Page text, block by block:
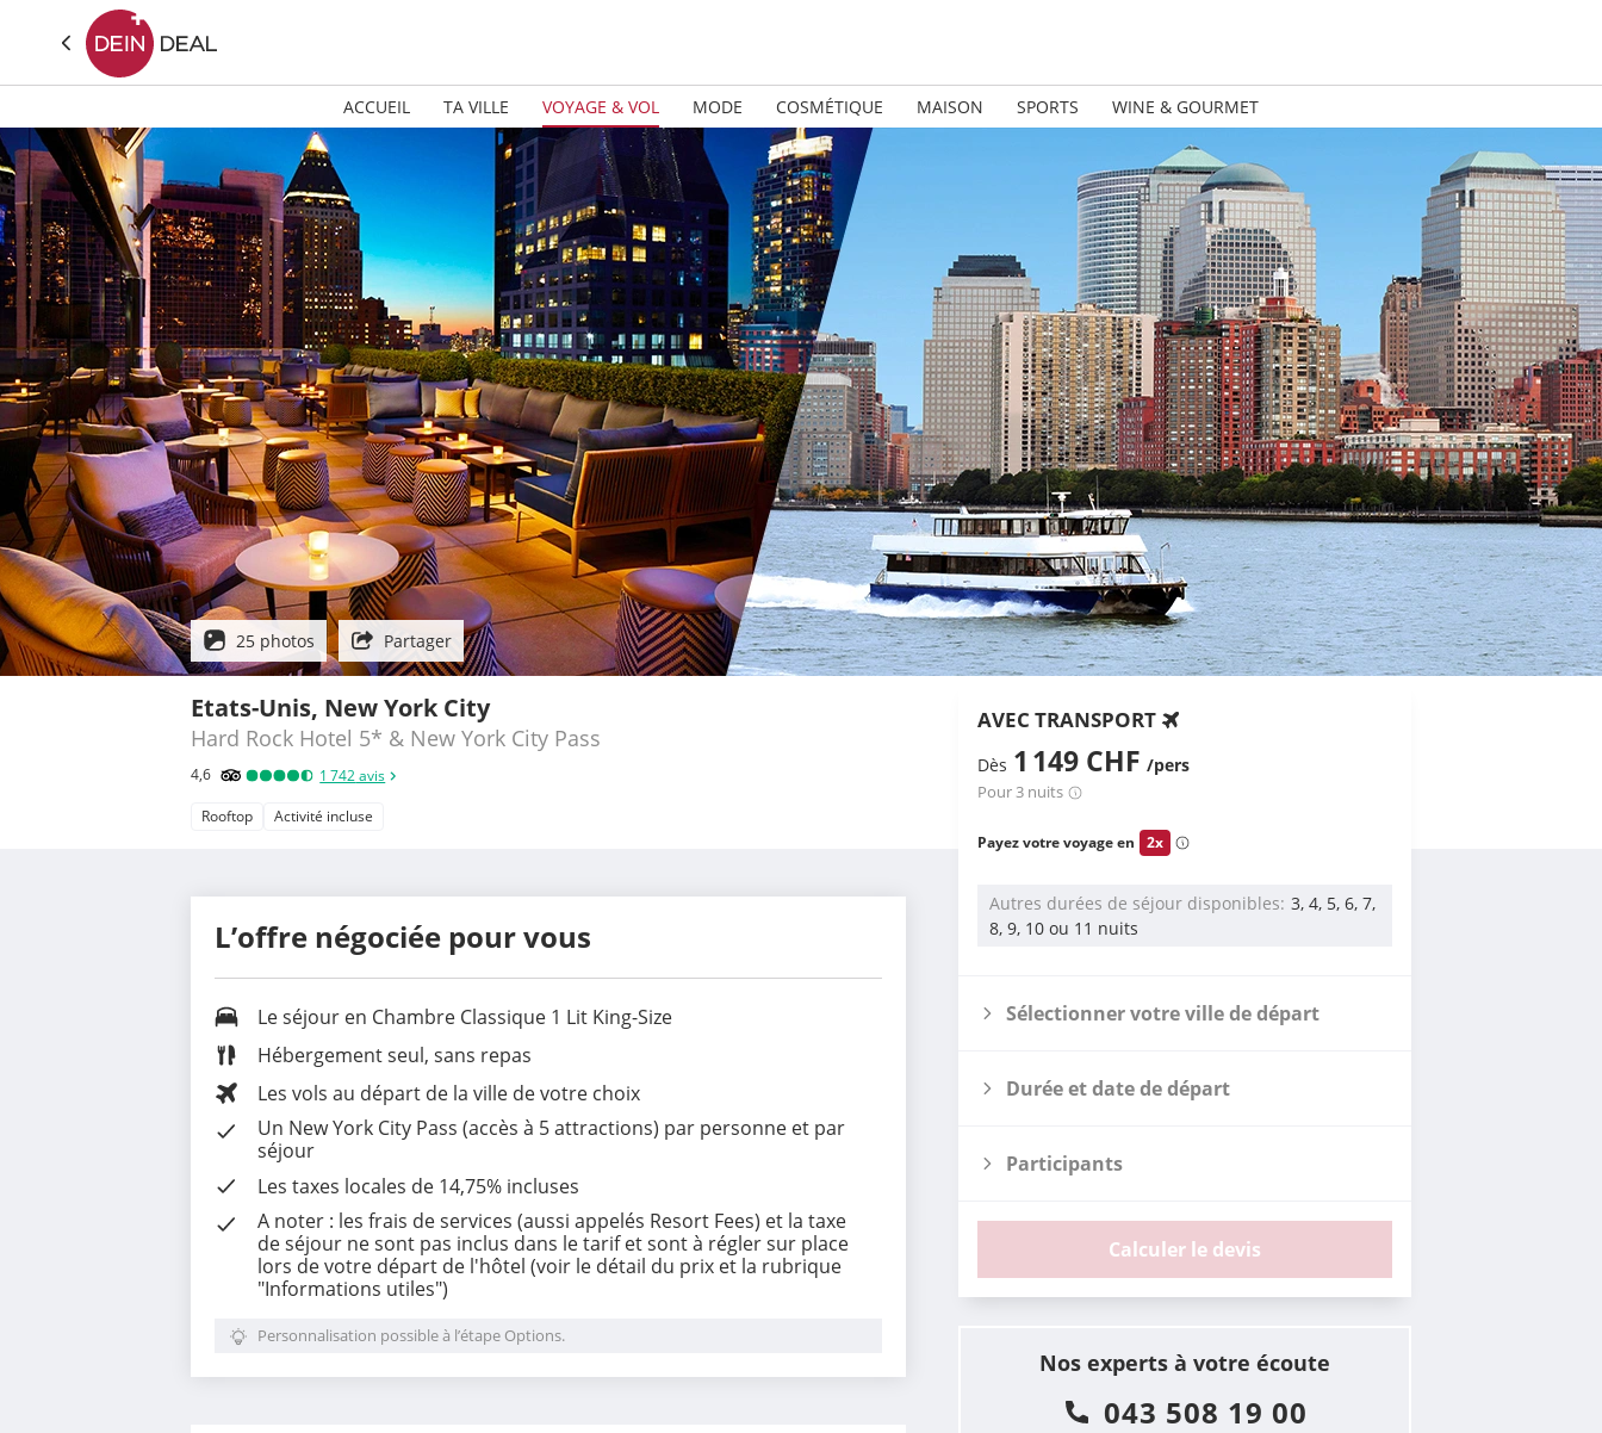
ACCUEIL TA VILLE VOYAGE & VOL MODE COSMÉTIQUE MAISON SPORTS WINE & GOURMET
25 photos Partager
Etats-Unis, New York City
Hard Rock Hotel 5* & New York City Pass
4,6 1 742avis
Rooftop Activité incluse
AVEC TRANSPORT
Dès 1 149 CHF /pers
Pour 3 nuits
Payez votre voyage en 2x
Autres durées de séjour disponibles 3, 4, 5, 6, 7,
8, 9, 10 ou 11 nuits
Sélectionner votre ville de départ
Durée et date de départ
Participants
Calculer le devis
Nos experts à votre écoute
043 508 19 00
L’offre négociée pour vous
Le séjour en Chambre Classique 1 Lit King-Size
Hébergement seul, sans repas
Les vols au départ de la ville de votre choix
Un New York City Pass (accès à 5 attractions) par personne et par
séjour
Les taxes locales de 14,75% incluses
A noter : les frais de services (aussi appelés Resort Fees) et la taxe
de séjour ne sont pas inclus dans le tarif et sont à régler sur place
lors de votre départ de l'hôtel (voir le détail du prix et la rubrique
"Informations utiles")
Personnalisation possible à l’étape Options.